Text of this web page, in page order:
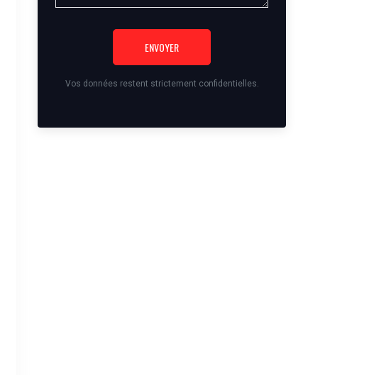
ENVOYER
Vos données restent strictement confidentielles.